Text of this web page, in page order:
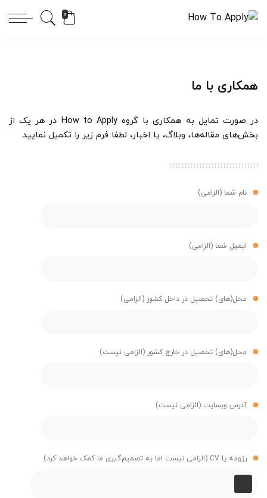
0
همکاری با ما
در صورت تمایل به همکاری با گروه How to Apply در هر یک از
بخش‌های مقاله‌ها، وبلاگ، یا اخبار، لطفا فرم زیر را تکمیل نمایید.
نام شما (الزامی)
ایمیل شما (الزامی)
محل(های) تحصیل در داخل کشور (الزامی)
محل(های) تحصیل در خارج کشور (الزامی نیست)
آدرس وبسایت (الزامی نیست)
رزومه یا CV (الزامی نیست اما به تصمیم‌گیری ما کمک خواهد کرد)